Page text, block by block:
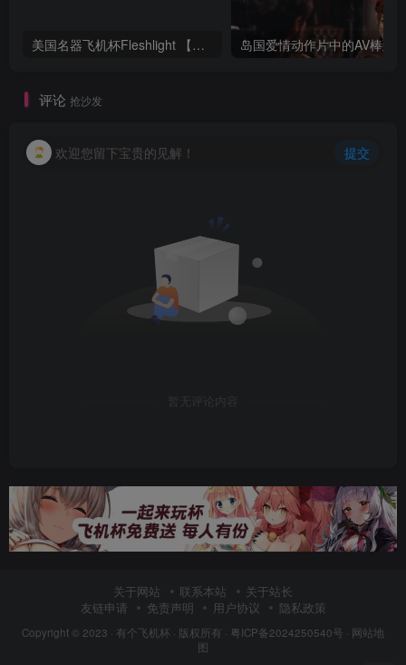
美国名器飞机杯Fleshlight 【Quickshot-Vantage 双头飞机杯】完全评测
评论 抢沙发
欢迎您留下宝贵的见解！ 提交
暂无评论内容
关于网站 联系本站
关于站长
友链申请
免责声明 用户协议 隐私政策
Copyright © 2023 · 有个飞机杯 · 版权所有 · 粤ICP备2024250540号 · 网站地
图